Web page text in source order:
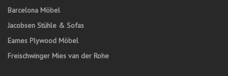
Barcelona Möbel
Jacobsen Stühle & Sofas
Eames Plywood Möbel
Freischwinger Mies van der Rohe